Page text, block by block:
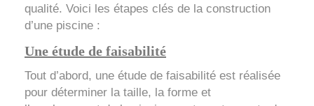
qualité. Voici les étapes clés de la construction
d’une piscine :
Une étude de faisabilité
Tout d’abord, une étude de faisabilité est réalisée
pour déterminer la taille, la forme et